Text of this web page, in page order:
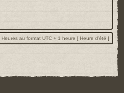
Heures au format UTC + 1 heure [ Heure d’été ]